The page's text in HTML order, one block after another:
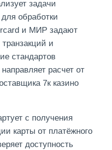
задачи
обработки
и МИР задают
и
стандартов
расчет от
7к казино
с получения
карты от платёжного
доступность